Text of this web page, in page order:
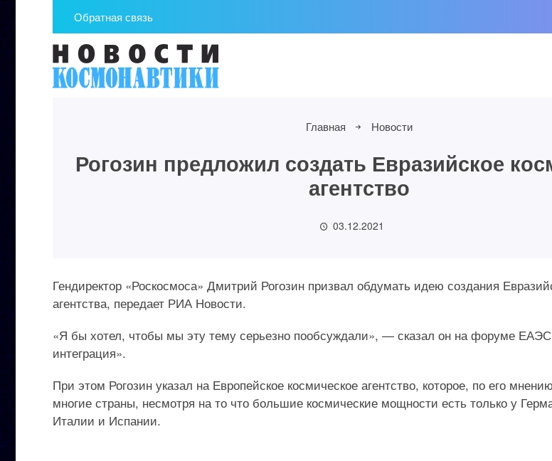
Обратная связь
Главная Новости
Рогозин предложил создать Евразийское
агентство
03.12.2021
Гендиректор «Роскосмоса» Дмитрий Рогозин призвал обдумать идею создания
агентства, передает РИА Новости.
«Я бы хотел, чтобы мы эту тему серьезно пообсуждали», — сказал он на форуме
интеграция».
При этом Рогозин указал на Европейское космическое агентство, которое, по его
многие страны, несмотря на то что большие космические мощности есть только у
Италии и Испании.